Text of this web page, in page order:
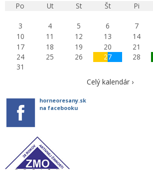
Po
Ut St Št Pi
3
4 5 6 7
10
11 12 13 14
17
18 19 20 21
24
25 26 27 28
31
Celý kalendár ›
horneoresany.sk
na facebooku